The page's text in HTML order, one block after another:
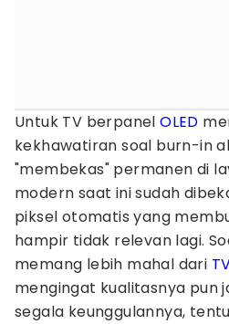
Untuk TV berpanelOLED
kekhawatiran soal burn-in
"membekas" permanen di
modern saat ini sudah
piksel otomatis yang
hampir tidak relevan lagi.
memang lebih mahal dari
mengingat kualitasnya pun
segala keunggulannya,